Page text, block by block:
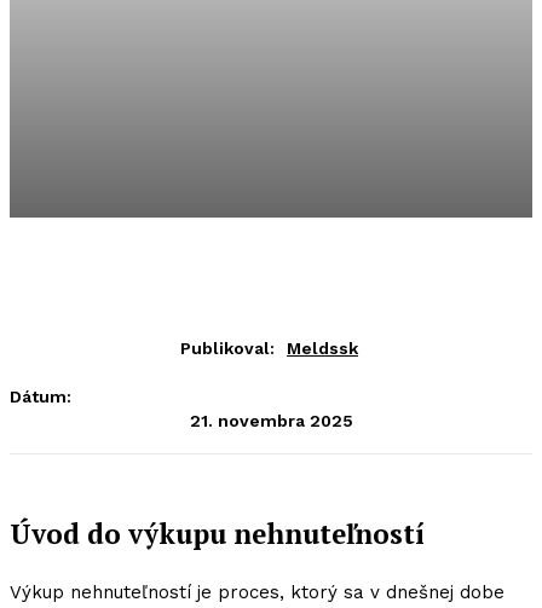
Publikoval: Meldssk
Dátum:
21. novembra 2025
Úvod do výkupu nehnuteľností
Výkup nehnuteľností je proces, ktorý sa v dnešnej dobe